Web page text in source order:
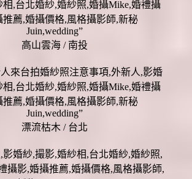
高山雲海 / 南投
漂流枯木 / 台北